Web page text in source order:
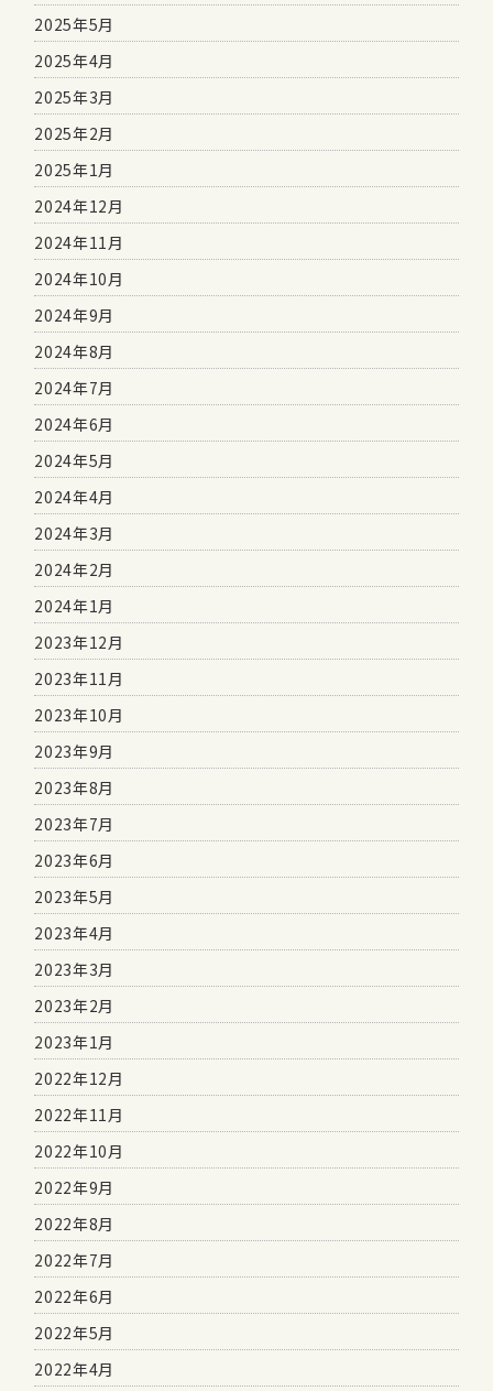
2025年5月
2025年4月
2025年3月
2025年2月
2025年1月
2024年12月
2024年11月
2024年10月
2024年9月
2024年8月
2024年7月
2024年6月
2024年5月
2024年4月
2024年3月
2024年2月
2024年1月
2023年12月
2023年11月
2023年10月
2023年9月
2023年8月
2023年7月
2023年6月
2023年5月
2023年4月
2023年3月
2023年2月
2023年1月
2022年12月
2022年11月
2022年10月
2022年9月
2022年8月
2022年7月
2022年6月
2022年5月
2022年4月